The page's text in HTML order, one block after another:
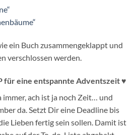
ein Buch zusammengeklappt und
verschlossen werden.
für eine entspannte Adventszeit ♥
ach ist ja noch Zeit… und
da. Setzt Dir eine Deadline bis
Lieben fertig sein sollen. Damit ist